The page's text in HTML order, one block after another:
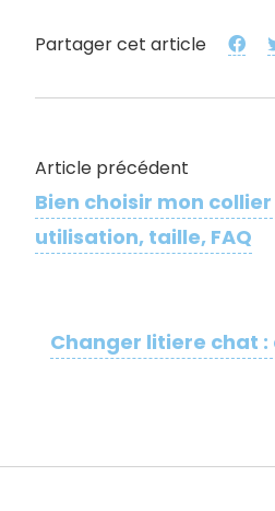
Partager cet article
Article précédent
Bien choisir mon
utilisation, taille, FAQ
Changer litiere chat :